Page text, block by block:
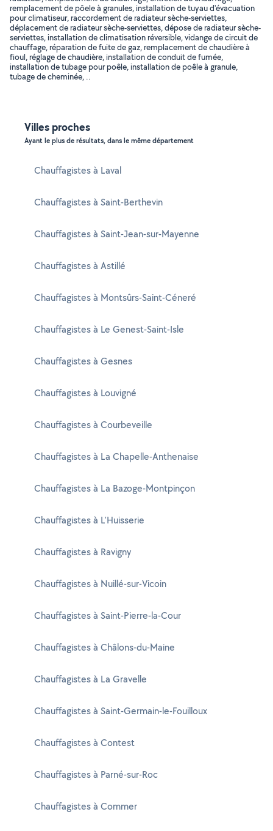
remplacement de pôele à granules, installation de tuyau d'évacuation
pour climatiseur, raccordement de radiateur sèche-serviettes,
déplacement de radiateur sèche-serviettes, dépose de radiateur sèche-
serviettes, installation de climatisation réversible, vidange de circuit de
chauffage, réparation de fuite de gaz, remplacement de chaudière à
fioul, réglage de chaudière, installation de conduit de fumée,
installation de tubage pour poêle, installation de poêle à granule,
tubage de cheminée, ..
Villes proches
Ayant le plus de résultats, dans le même département
Chauffagistes à Laval
Chauffagistes à Saint-Berthevin
Chauffagistes à Saint-Jean-sur-Mayenne
Chauffagistes à Astillé
Chauffagistes à Montsûrs-Saint-Céneré
Chauffagistes à Le Genest-Saint-Isle
Chauffagistes à Gesnes
Chauffagistes à Louvigné
Chauffagistes à Courbeveille
Chauffagistes à La Chapelle-Anthenaise
Chauffagistes à La Bazoge-Montpinçon
Chauffagistes à L'Huisserie
Chauffagistes à Ravigny
Chauffagistes à Nuillé-sur-Vicoin
Chauffagistes à Saint-Pierre-la-Cour
Chauffagistes à Châlons-du-Maine
Chauffagistes à La Gravelle
Chauffagistes à Saint-Germain-le-Fouilloux
Chauffagistes à Contest
Chauffagistes à Parné-sur-Roc
Chauffagistes à Commer